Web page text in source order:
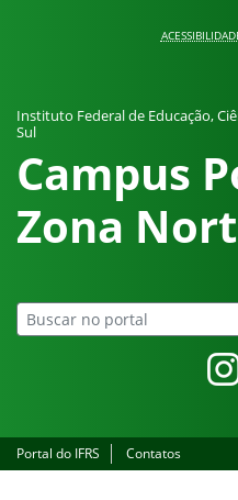
Instituto Federal de Educação,
Sul
Campus
Zona
Portal do IFRS Contatos